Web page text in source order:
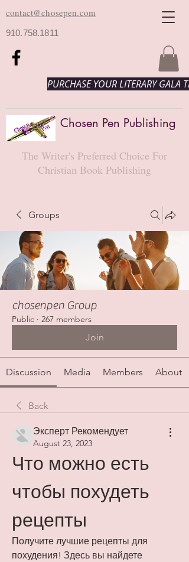
contact@chosepen.com
910.758.1811
PURCHASE YOUR LITERARY GALA
Chosen Pen Publishing
The Writer's Preferred Choice For
Christian Book Publishing
Groups
chosenpen Group
Public · 267 members
Join
Discussion Media Members About
Back
Эксперт Рекомендует
August 23, 2023
Что можно есть
чтобы похудеть
рецепты
Получите лучшие рецепты для
похудения! Здесь вы найдете